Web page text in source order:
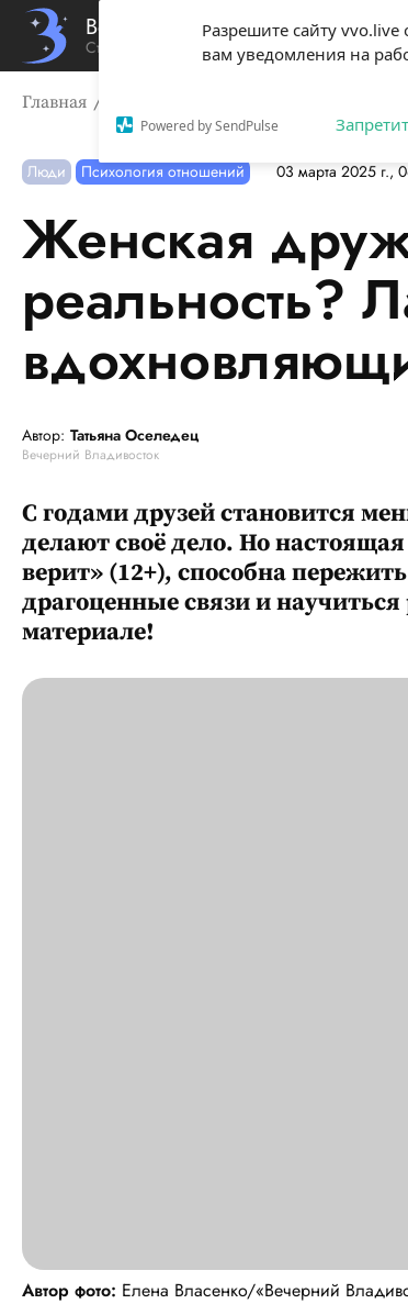
Разрешите сайту vvo.live
вам уведомления на
Powered by SendPulse
Вечерний Владивосток
Стиль жизни твоего города
Главная Женская дружба – миф
Люди Психология отношений 03 марта 2025 г.,
Женская
реальность?
Автор: Татьяна Оселедец
Вечерний Владивосток
С годами друзей становится
делают своё дело. Но
верит» (12+), способна
драгоценные связи и
материале!
Автор фото: Елена Власенко/«Вечерний